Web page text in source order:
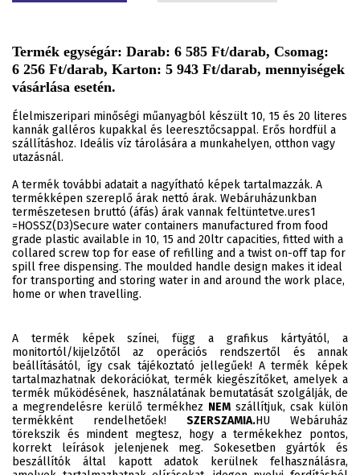
Termék egységár: Darab: 6 585 Ft/darab, Csomag:
6 256 Ft/darab, Karton: 5 943 Ft/darab, mennyiségek
vásárlása esetén.
Élelmiszeripari minőségi műanyagból készült 10, 15 és 20 literes
kannák galléros kupakkal és leeresztőcsappal. Erős hordfül a
szállításhoz. Ideális víz tárolására a munkahelyen, otthon vagy
utazásnál.
A termék további adatait a nagyítható képek tartalmazzák. A
termékképen szereplő árak nettó árak. Webáruházunkban
természetesen bruttó (áfás) árak vannak feltüntetve.ures1
=HOSSZ(D3)Secure water containers manufactured from food
grade plastic available in 10, 15 and 20ltr capacities, fitted with a
collared screw top for ease of refilling and a twist on-off tap for
spill free dispensing. The moulded handle design makes it ideal
for transporting and storing water in and around the work place,
home or when travelling.
A termék képek színei, függ a grafikus kártyától, a
monitortól/kijelzőtől az operációs rendszertől és annak
beállításától, így csak tájékoztató jellegűek! A termék képek
tartalmazhatnak dekorációkat, termék kiegészítőket, amelyek a
termék működésének, használatának bemutatását szolgálják, de
a megrendelésre kerülő termékhez NEM szállítjuk, csak külön
termékként rendelhetőek! SZERSZAMIA.HU Webáruház
törekszik és mindent megtesz, hogy a termékekhez pontos,
korrekt leírások jelenjenek meg. Sokesetben gyártók és
beszállítók által kapott adatok kerülnek felhasználásra,